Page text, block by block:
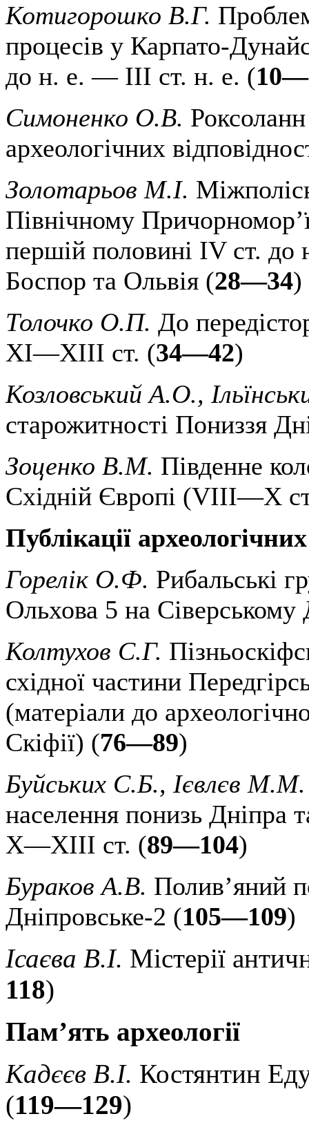
Котигорошко В.Г.
процесів у Карпато-
до н. е. — III ст. н. е. (
Симоненко О.В.
археологічних
Золотарьов М.І.
Північному
першій половині IV ст. до
Боспор та Ольвія (28—34)
Толочко О.П. До
XI—XIII ст. (34—42)
Козловський А.О.,
старожитності Пониззя
Зоценко В.М. Південне
Східній Європі (VIII—X
Публікації
Горелік О.Ф. Рибальські
Ольхова 5 на Сіверському
Колтухов С.Г.
східної частини
(матеріали до
Скіфії) (76—89)
Буйських С.Б., Ієвлєв М.М.
населення понизь Дніпра
X—XIII ст. (89—104)
Бураков А.В. Полив’яний
Дніпровське-2 (105—109)
Ісаєва В.І. Містерії
118)
Пам’ять археології
Кадєєв В.І. Костянтин
(119—129)